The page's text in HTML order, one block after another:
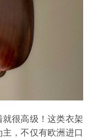
很高级！这类衣架
，不仅有欧洲进口